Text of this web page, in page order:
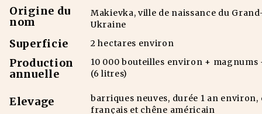
Origine du
nom
Makievka, ville de naissance du
Ukraine
Superficie 2 hectares environ
Production
annuelle
10 000 bouteilles environ + magnums
(6 litres)
Elevage
barriques neuves, durée 1 an environ,
français et chêne américain